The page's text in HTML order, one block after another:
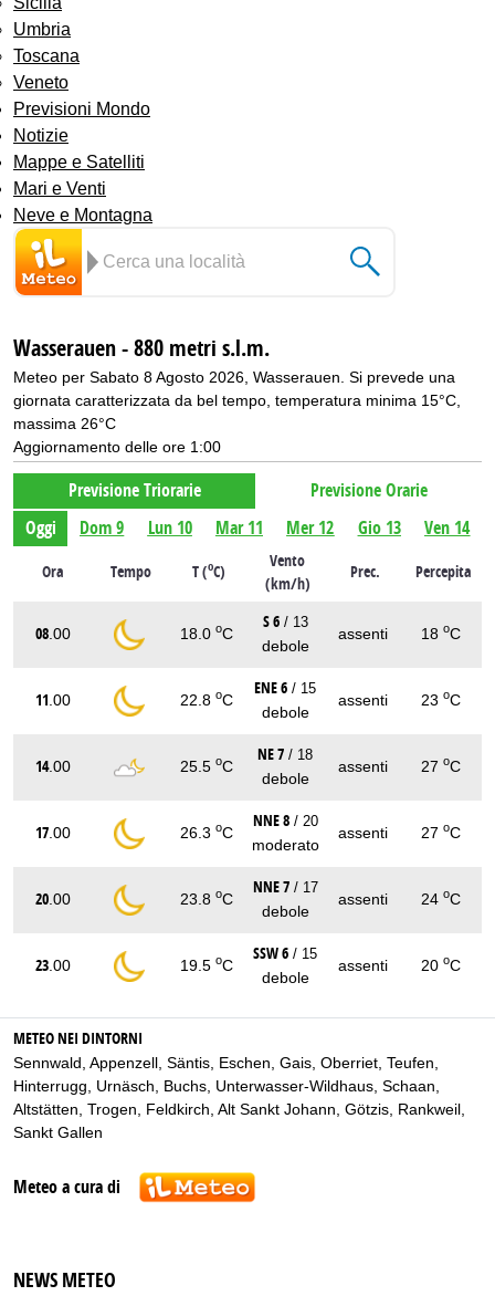
Umbria
Toscana
Veneto
Previsioni Mondo
Notizie
Mappe e Satelliti
Mari e Venti
Neve e Montagna
Wasserauen - 880 metri s.l.m.
Meteo per Sabato 8 Agosto 2026, Wasserauen. Si prevede una
giornata caratterizzata da bel tempo, temperatura minima 15°C,
massima 26°C
Aggiornamento delle ore 1:00
Previsione Triorarie
Previsione Orarie
Oggi
Dom 9 Lun 10 Mar 11 Mer 12 Gio 13 Ven 14
Ora Tempo T (oC)
Vento
(km/h)
Prec. Percepita
08 .00 18.0 oC
S 6 / 13
debole
assenti 18 oC
11 .00 22.8 oC
ENE 6 / 15
debole
assenti 23 oC
14.00 25.5 oC
NE 7 / 18
debole
assenti 27 oC
17 .00 26.3 oC
NNE 8 / 20
moderato
assenti 27 oC
20 .00 23.8 oC
NNE 7 / 17
debole
assenti 24 oC
23 .00 19.5 oC
SSW 6 / 15
debole
assenti 20 oC
METEO NEI DINTORNI
Sennwald Appenzell Säntis Eschen Gais Oberriet Teufen
Hinterrugg
Urnäsch Buchs Unterwasser-Wildhaus Schaan
Altstätten Trogen Feldkirch Alt Sankt Johann Götzis Rankweil
Sankt Gallen
Meteo a cura di
NEWS METEO